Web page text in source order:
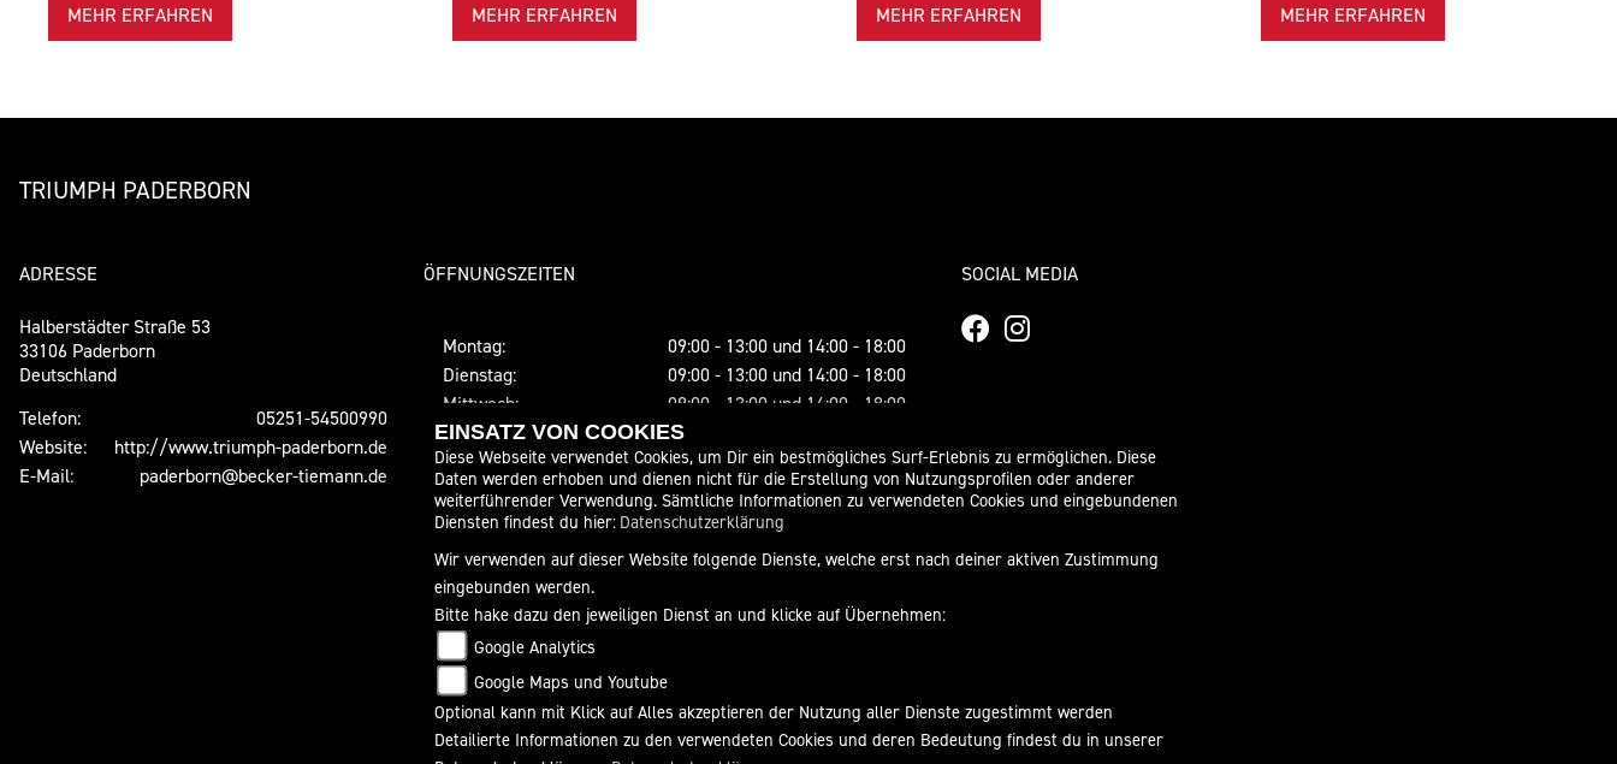
MEHR ERFAHREN MEHR ERFAHREN MEHR ERFAHREN MEHR ERFAHREN
TRIUMPH PADERBORN
ADRESSE
Halberstädter Straße 53
33106 Paderborn
Deutschland
Telefon:
05251-54500990
Website:
http://www.triumph-paderborn.de
E-Mail:
paderborn@becker-tiemann.de
ÖFFNUNGSZEITEN
Montag:
09:00 - 13:00 und 14:00 - 18:00
Dienstag:
09:00 - 13:00 und 14:00 - 18:00
Mittwoch:
09:00 - 13:00 und 14:00 - 18:00
Donnerstag:
09:00 - 13:00 und 14:00 - 18:00
Freitag:
09:00 - 13:00 und 14:00 - 18:00
Samstag:
10:00 - 13:00
Sonntag:
Jeden ersten Sonntag im Monat ist Schautag von 12 bis
16 Uhr!
Außerhalb der gesetzlichen Öffnungszeiten dürfen wir
Euch leider nicht beraten!
An Heiligabend und Silvester bleibt unser Betrieb
geschlossen.
SOCIAL MEDIA
EINSATZ VON COOKIES
Diese Webseite verwendet Cookies, um Dir ein bestmögliches Surf-Erlebnis zu ermöglichen. Diese
Daten werden erhoben und dienen nicht für die Erstellung von Nutzungsprofilen oder anderer
weiterführender Verwendung. Sämtliche Informationen zu verwendeten Cookies und eingebundenen
Diensten findest du hier: Datenschutzerklärung
Wir verwenden auf dieser Website folgende Dienste, welche erst nach deiner aktiven Zustimmung
eingebunden werden.
Bitte hake dazu den jeweiligen Dienst an und klicke auf Übernehmen:
Google Analytics
Google Maps und Youtube
Optional kann mit Klick auf Alles akzeptieren der Nutzung aller Dienste zugestimmt werden
Detailierte Informationen zu den verwendeten Cookies und deren Bedeutung findest du in unserer